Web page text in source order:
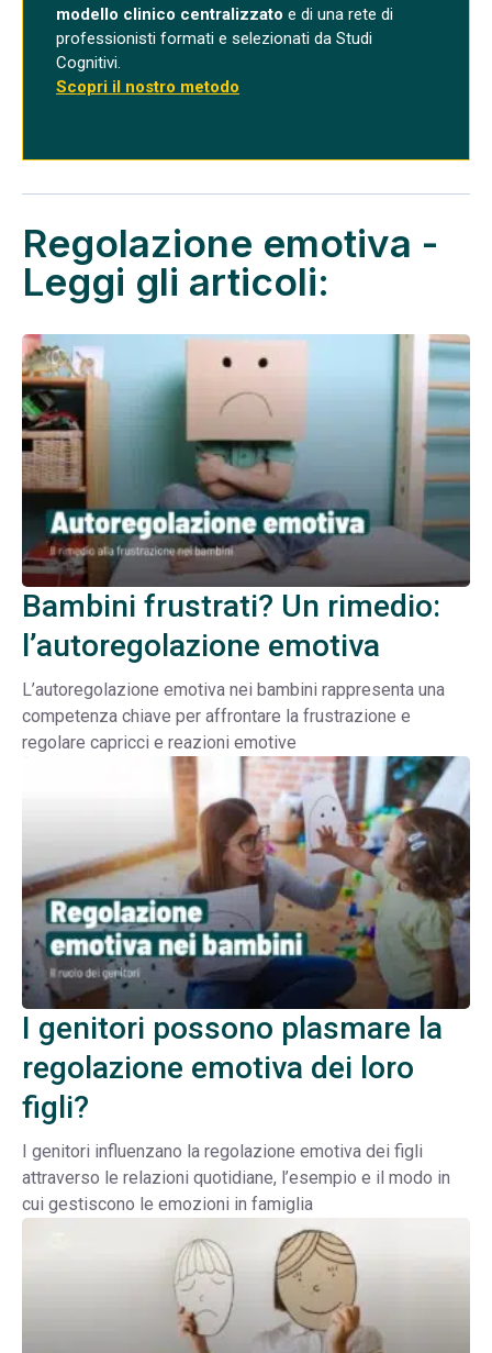
modello clinico centralizzato e di una rete di
professionisti formati e selezionati da Studi
Cognitivi.
Scopri il nostro metodo
Regolazione emotiva -
Leggi gli articoli:
Bambini frustrati? Un rimedio:
l’autoregolazione emotiva
L’autoregolazione emotiva nei bambini rappresenta una
competenza chiave per affrontare la frustrazione e
regolare capricci e reazioni emotive
I genitori possono plasmare la
regolazione emotiva dei loro
figli?
I genitori influenzano la regolazione emotiva dei figli
attraverso le relazioni quotidiane, l’esempio e il modo in
cui gestiscono le emozioni in famiglia